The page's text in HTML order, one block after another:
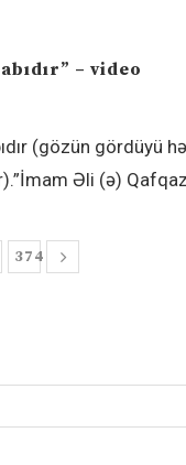
– video
(gözün gördüyü
Əli (ə)
374